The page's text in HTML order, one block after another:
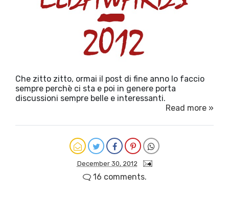
Che zitto zitto, ormai il post di fine anno lo faccio
sempre perchè ci sta e poi in genere porta
discussioni sempre belle e interessanti.
Read more »
December 30, 2012
16 comments.